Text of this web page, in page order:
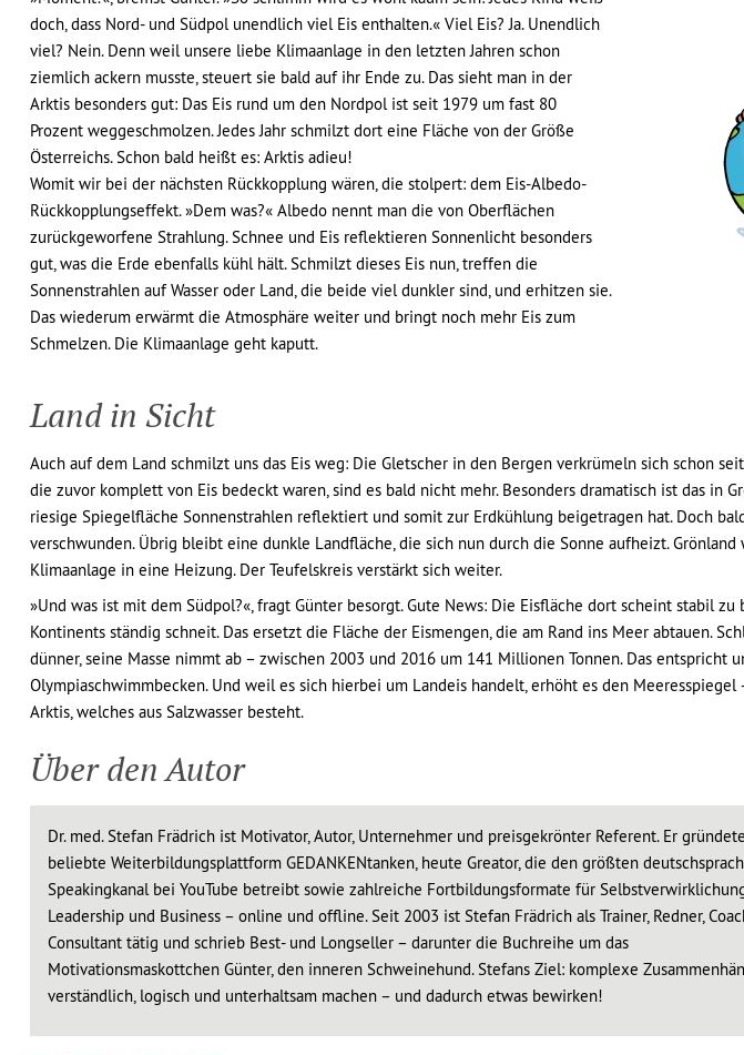
doch, dass Nord- und Südpol unendlich viel Eis enthalten.« Viel Eis? Ja. Unendlich
viel? Nein. Denn weil unsere liebe Klimaanlage in den letzten Jahren schon
ziemlich ackern musste, steuert sie bald auf ihr Ende zu. Das sieht man in der
Arktis besonders gut: Das Eis rund um den Nordpol ist seit 1979 um fast 80
Prozent weggeschmolzen. Jedes Jahr schmilzt dort eine Fläche von der Größe
Österreichs. Schon bald heißt es: Arktis adieu!
Womit wir bei der nächsten Rückkopplung wären, die stolpert: dem Eis-Albedo-
Rückkopplungseffekt. »Dem was?« Albedo nennt man die von Oberflächen
zurückgeworfene Strahlung. Schnee und Eis reflektieren Sonnenlicht besonders
gut, was die Erde ebenfalls kühl hält. Schmilzt dieses Eis nun, treffen die
Sonnenstrahlen auf Wasser oder Land, die beide viel dunkler sind, und erhitzen sie.
Das wiederum erwärmt die Atmosphäre weiter und bringt noch mehr Eis zum
Schmelzen. Die Klimaanlage geht kaputt.
Land in Sicht
Auch auf dem Land schmilzt uns das Eis weg: Die Gletscher in den Bergen verkrümeln sich schon
die zuvor komplett von Eis bedeckt waren, sind es bald nicht mehr. Besonders dramatisch ist das in
riesige Spiegelfläche Sonnenstrahlen reflektiert und somit zur Erdkühlung beigetragen hat. Doch
verschwunden. Übrig bleibt eine dunkle Landfläche, die sich nun durch die Sonne aufheizt.
Klimaanlage in eine Heizung. Der Teufelskreis verstärkt sich weiter.
»Und was ist mit dem Südpol?«, fragt Günter besorgt. Gute News: Die Eisfläche dort scheint stabil
Kontinents ständig schneit. Das ersetzt die Fläche der Eismengen, die am Rand ins Meer abtauen.
dünner, seine Masse nimmt ab – zwischen 2003 und 2016 um 141 Millionen Tonnen. Das entspricht
Olympiaschwimmbecken. Und weil es sich hierbei um Landeis handelt, erhöht es den
Arktis, welches aus Salzwasser besteht.
Über den Autor
Dr. med. Stefan Frädrich ist Motivator, Autor, Unternehmer und preisgekrönter Referent. Er
beliebte Weiterbildungsplattform GEDANKENtanken, heute Greator, die den größten
Speakingkanal bei YouTube betreibt sowie zahlreiche Fortbildungsformate für
Leadership und Business – online und offline. Seit 2003 ist Stefan Frädrich als Trainer, Redner,
Consultant tätig und schrieb Best- und Longseller – darunter die Buchreihe um das
Motivationsmaskottchen Günter, den inneren Schweinehund. Stefans Ziel: komplexe
verständlich, logisch und unterhaltsam machen – und dadurch etwas bewirken!